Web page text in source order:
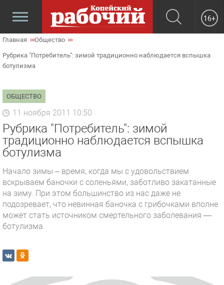
16+
Главная Общество
Рубрика "Потребитель": зимой традиционно наблюдается вспышка
ботулизма
ОБЩЕСТВО
11 ноября 2011 10:50
Рубрика "Потребитель": зимой
традиционно наблюдается вспышка
ботулизма
Начало зимы – время, когда мы с удовольствием
вскрываем баночки с соленьями, заботливо закатанные
на зиму. При этом большинство из нас даже не
подозревает, что невинная баночка с грибочками вполне
может стать источником смертельного заболевания —
ботулизма.